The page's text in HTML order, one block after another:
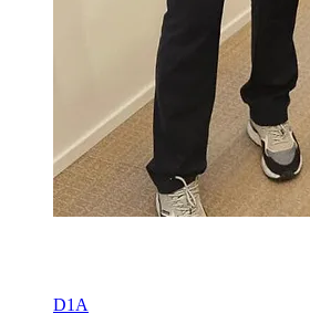
D1A